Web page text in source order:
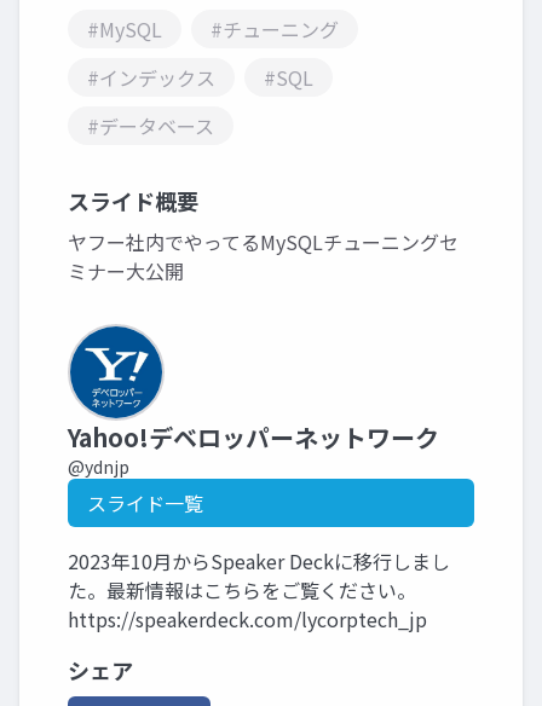
#MySQL
#チューニング
#インデックス
#SQL
#データベース
スライド概要
ヤフー社内でやってるMySQLチューニングセ
ミナー大公開
Yahoo!デベロッパーネットワーク
@ydnjp
スライド一覧
2023年10月からSpeaker Deckに移行しまし
た。最新情報はこちらをご覧ください。
https://speakerdeck.com/lycorptech_jp
シェア